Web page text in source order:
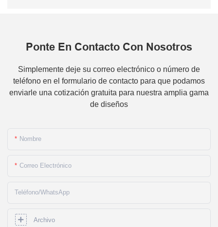
Ponte En Contacto Con Nosotros
Simplemente deje su correo electrónico o número de
teléfono en el formulario de contacto para que podamos
enviarle una cotización gratuita para nuestra amplia gama
de diseños
Nombre
Correo Electrónico
Teléfono/WhatsApp
Archivo